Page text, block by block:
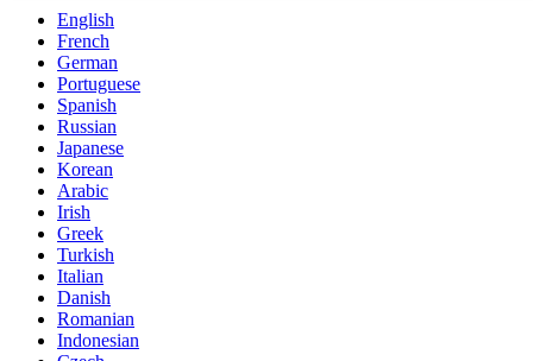
English
French
German
Portuguese
Spanish
Russian
Japanese
Korean
Arabic
Irish
Greek
Turkish
Italian
Danish
Romanian
Indonesian